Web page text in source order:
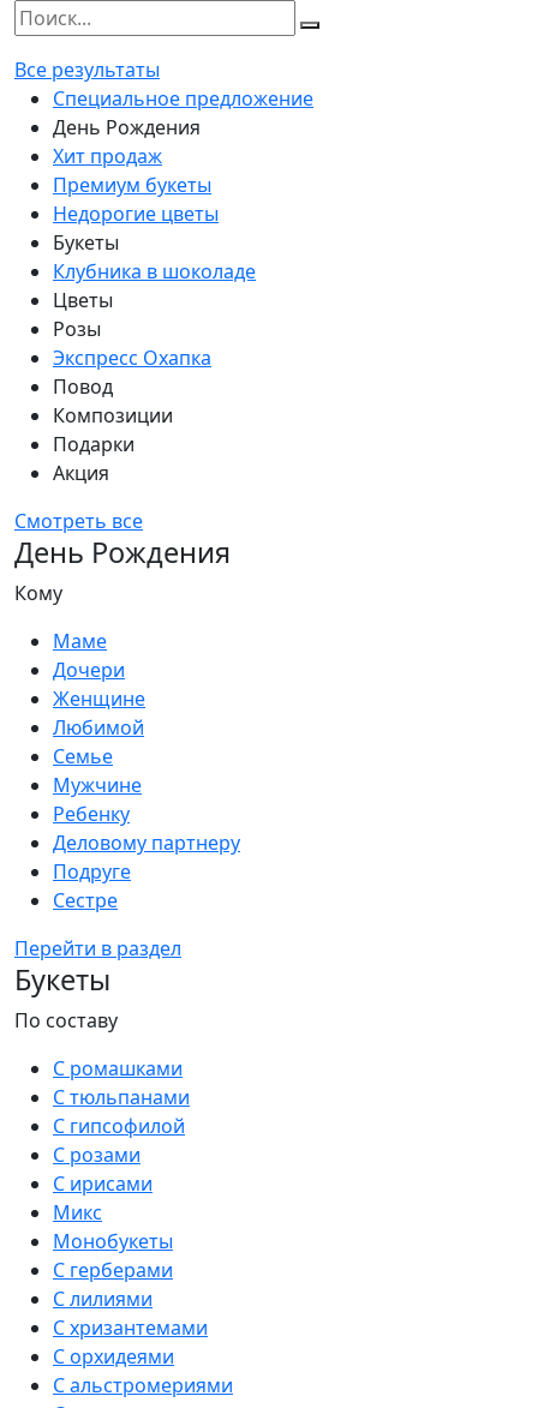
Все результаты
Специальное предложение
День Рождения
Хит продаж
Премиум букеты
Недорогие цветы
Букеты
Клубника в шоколаде
Цветы
Розы
Экспресс Охапка
Повод
Композиции
Подарки
Акция
Смотреть все
День Рождения
Кому
Маме
Дочери
Женщине
Любимой
Семье
Мужчине
Ребенку
Деловому партнеру
Подруге
Сестре
Перейти в раздел
Букеты
По составу
С ромашками
С тюльпанами
С гипсофилой
С розами
С ирисами
Микс
Монобукеты
С герберами
С лилиями
С хризантемами
С орхидеями
С альстромериями